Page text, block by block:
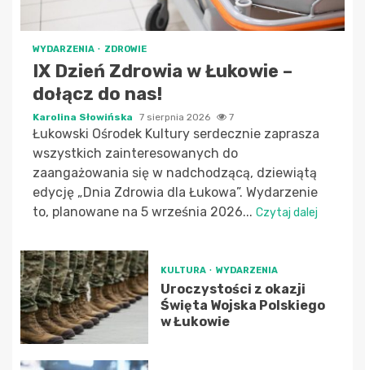
WYDARZENIA ZDROWIE
IX Dzień Zdrowia w Łukowie –
dołącz do nas!
Karolina Słowińska 7 sierpnia 2026 7
Łukowski Ośrodek Kultury serdecznie zaprasza
wszystkich zainteresowanych do
zaangażowania się w nadchodzącą, dziewiątą
edycję „Dnia Zdrowia dla Łukowa”. Wydarzenie
to, planowane na 5 września 2026... Czytaj dalej
KULTURA WYDARZENIA
Uroczystości z okazji
Święta Wojska Polskiego
w Łukowie